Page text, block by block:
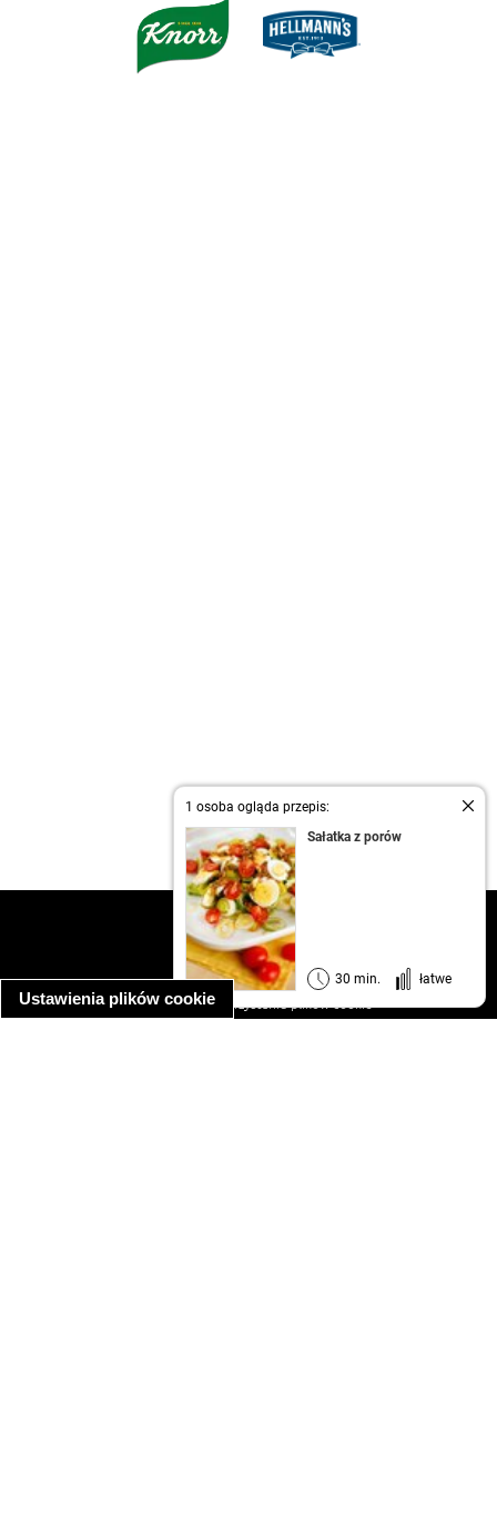
Ustawienia plików cookie
1 osoba ogląda przepis:
Sałatka z porów
30 min. łatwe
kontakt
regulamin
informacja o prywatności
informacja o wykorzystaniu plików cookie